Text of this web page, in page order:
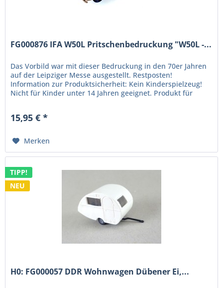
FG000876 IFA W50L Pritschenbedruckung "W50L -...
Das Vorbild war mit dieser Bedruckung in den 70er Jahren
auf der Leipziger Messe ausgestellt. Restposten!
Information zur Produktsicherheit: Kein Kinderspielzeug!
Nicht für Kinder unter 14 Jahren geeignet. Produkt für
15,95 € *
Merken
TIPP!
NEU
H0: FG000057 DDR Wohnwagen Dübener Ei,...